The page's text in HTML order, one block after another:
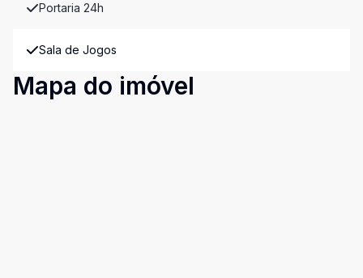
Portaria 24h
Sala de Jogos
Mapa do imóvel